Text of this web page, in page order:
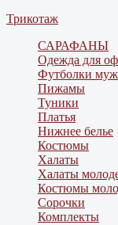
Трикотаж
САРАФАНЫ
Одежда для
Футболки
Пижамы
Туники
Платья
Нижнее белье
Костюмы
Халаты
Халаты
Костюмы
Сорочки
Комплекты